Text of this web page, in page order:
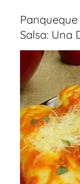
Salsa: Una